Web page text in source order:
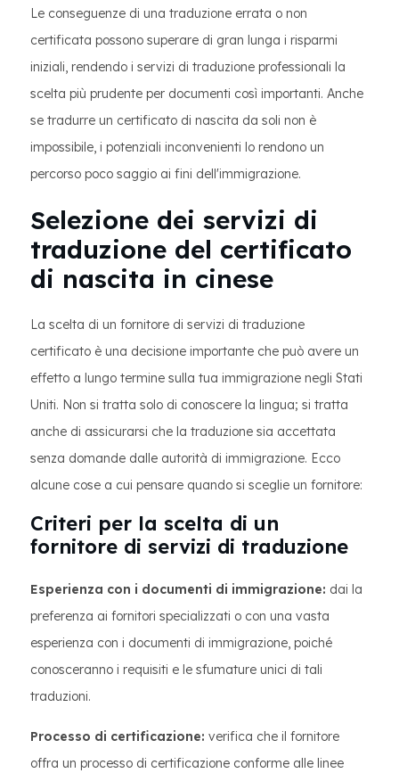
Le conseguenze di una traduzione errata o non
certificata possono superare di gran lunga i risparmi
iniziali, rendendo i servizi di traduzione professionali la
scelta più prudente per documenti così importanti. Anche
se tradurre un certificato di nascita da soli non è
impossibile, i potenziali inconvenienti lo rendono un
percorso poco saggio ai fini dell'immigrazione.
Selezione dei servizi di
traduzione del certificato
di nascita in cinese
La scelta di un fornitore di servizi di traduzione
certificato è una decisione importante che può avere un
effetto a lungo termine sulla tua immigrazione negli Stati
Uniti. Non si tratta solo di conoscere la lingua; si tratta
anche di assicurarsi che la traduzione sia accettata
senza domande dalle autorità di immigrazione. Ecco
alcune cose a cui pensare quando si sceglie un fornitore:
Criteri per la scelta di un
fornitore di servizi di traduzione
Esperienza con i documenti di immigrazione: dai la
preferenza ai fornitori specializzati o con una vasta
esperienza con i documenti di immigrazione, poiché
conosceranno i requisiti e le sfumature unici di tali
traduzioni.
Processo di certificazione: verifica che il fornitore
offra un processo di certificazione conforme alle linee